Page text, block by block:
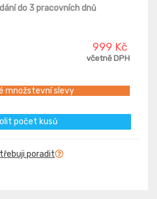
do 3 pracovních dnů
999 Kč
včetně DPH
množstevní slevy
počet kusů
poradit